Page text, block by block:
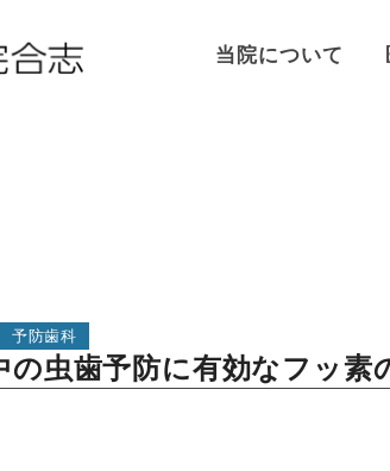
当院について
予防歯科
の虫歯予防に有効なフッ素